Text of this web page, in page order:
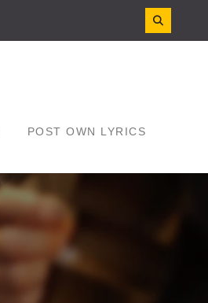
POST OWN LYRICS